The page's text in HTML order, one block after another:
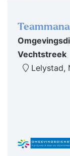
daagse
Vechtstreek
Lelystad,